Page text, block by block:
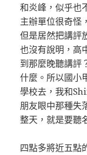
和炎峰，似乎也
主辦單位很奇怪
但是居然把講評
也沒有說明，高
到那麼晚聽講評
什麼。所以國小
學校去，我和
朋友眼中那種失
整天，就是要聽
四點多將近五點